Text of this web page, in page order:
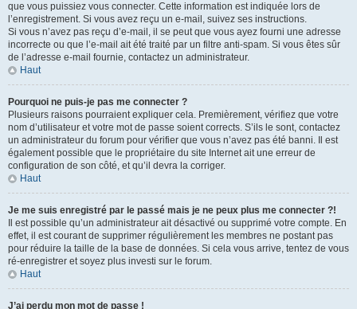
que vous puissiez vous connecter. Cette information est indiquée lors de
l’enregistrement. Si vous avez reçu un e-mail, suivez ses instructions.
Si vous n’avez pas reçu d’e-mail, il se peut que vous ayez fourni une adresse
incorrecte ou que l’e-mail ait été traité par un filtre anti-spam. Si vous êtes sûr
de l’adresse e-mail fournie, contactez un administrateur.
Haut
Pourquoi ne puis-je pas me connecter ?
Plusieurs raisons pourraient expliquer cela. Premièrement, vérifiez que votre
nom d’utilisateur et votre mot de passe soient corrects. S’ils le sont, contactez
un administrateur du forum pour vérifier que vous n’avez pas été banni. Il est
également possible que le propriétaire du site Internet ait une erreur de
configuration de son côté, et qu’il devra la corriger.
Haut
Je me suis enregistré par le passé mais je ne peux plus me connecter ?!
Il est possible qu’un administrateur ait désactivé ou supprimé votre compte. En
effet, il est courant de supprimer régulièrement les membres ne postant pas
pour réduire la taille de la base de données. Si cela vous arrive, tentez de vous
ré-enregistrer et soyez plus investi sur le forum.
Haut
J’ai perdu mon mot de passe !